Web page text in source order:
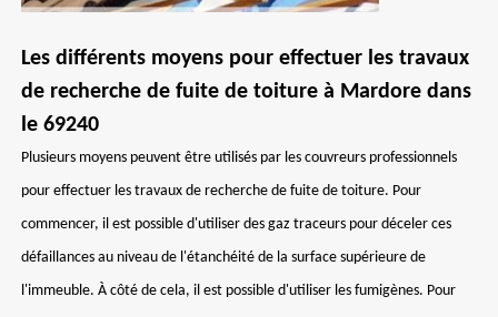
Les différents moyens pour effectuer les travaux
de recherche de fuite de toiture à Mardore dans
le 69240
Plusieurs moyens peuvent être utilisés par les couvreurs professionnels
pour effectuer les travaux de recherche de fuite de toiture. Pour
commencer, il est possible d'utiliser des gaz traceurs pour déceler ces
défaillances au niveau de l'étanchéité de la surface supérieure de
l'immeuble. À côté de cela, il est possible d'utiliser les fumigènes. Pour